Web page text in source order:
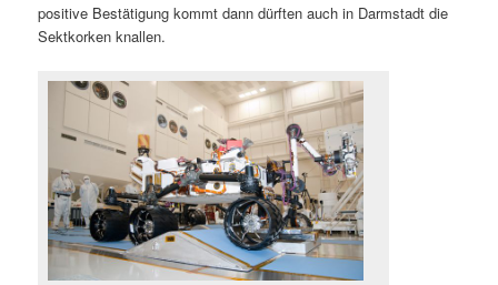
positive Bestätigung kommt dann dürften auch in Darmstadt die
Sektkorken knallen.